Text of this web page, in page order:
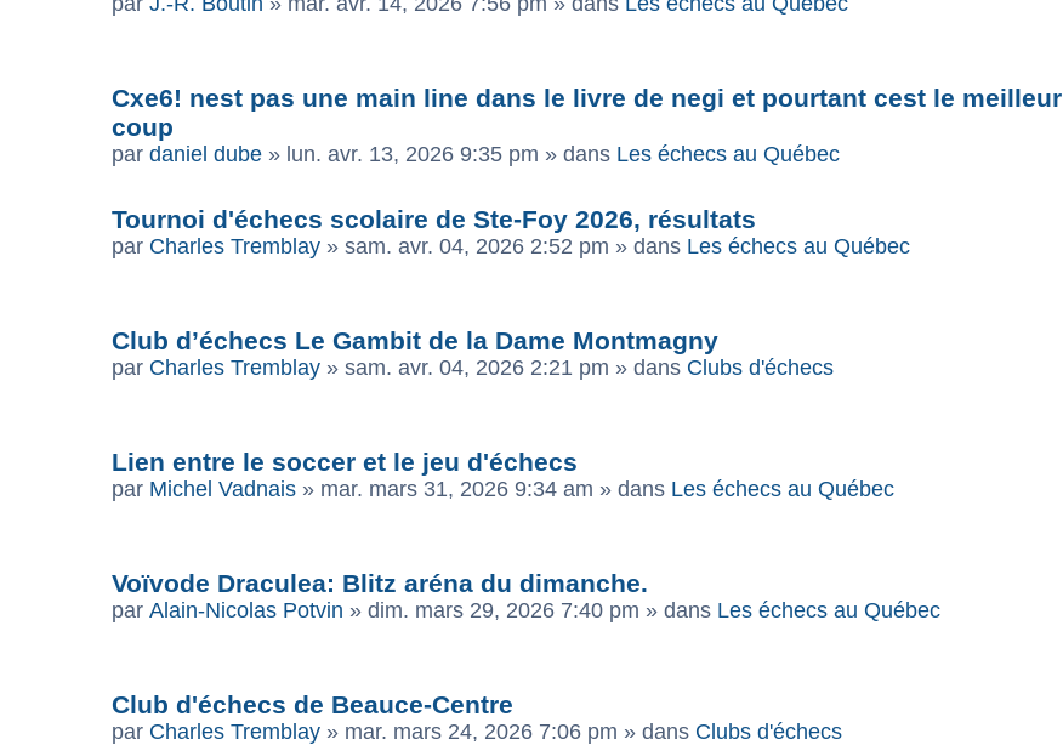
Cxe6! nest pas une main line dans le livre de negi et pourtant cest le meilleur
coup
par daniel dube » lun. avr. 13, 2026 9:35 pm » dans Les échecs au Québec
Tournoi d'échecs scolaire de Ste-Foy 2026, résultats
par Charles Tremblay » sam. avr. 04, 2026 2:52 pm » dans Les échecs au Québec
Club d’échecs Le Gambit de la Dame Montmagny
par Charles Tremblay » sam. avr. 04, 2026 2:21 pm » dans Clubs d'échecs
Lien entre le soccer et le jeu d'échecs
par Michel Vadnais » mar. mars 31, 2026 9:34 am » dans Les échecs au Québec
Voïvode Draculea: Blitz aréna du dimanche.
par Alain-Nicolas Potvin » dim. mars 29, 2026 7:40 pm » dans Les échecs au Québec
Club d'échecs de Beauce-Centre
par Charles Tremblay » mar. mars 24, 2026 7:06 pm » dans Clubs d'échecs